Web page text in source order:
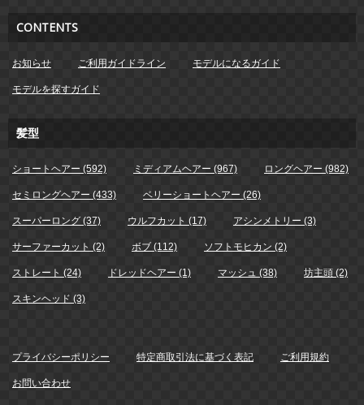
CONTENTS
お知らせ ご利用ガイドライン モデルになるガイド
モデルを探すガイド
髪型
ショートヘアー (592) ミディアムヘアー (967) ロングヘアー (982)
セミロングヘアー (433) ベリーショートヘアー (26)
スーパーロング (37) ウルフカット (17) アシンメトリー (3)
サーファーカット (2) ボブ (112) ソフトモヒカン (2)
ストレート (24) ドレッドヘアー (1) マッシュ (38) 坊主頭 (2)
スキンヘッド (3)
プライバシーポリシー 特定商取引法に基づく表記 ご利用規約
お問い合わせ